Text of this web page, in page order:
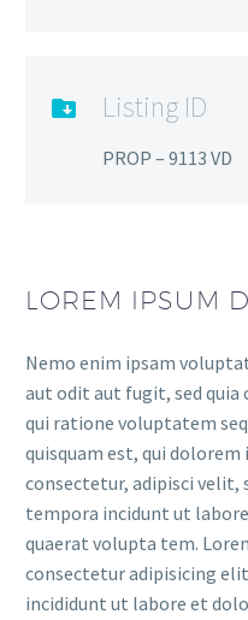
Listing ID
PROP – 9113 VD
LOREM IPSUM
Nemo enim ipsam
aut odit aut fugit, sed quia
qui ratione voluptatem
quisquam est, qui
consectetur, adipisci velit,
tempora incidunt ut
quaerat volupta tem.
consectetur adipisicing
incididunt ut labore et